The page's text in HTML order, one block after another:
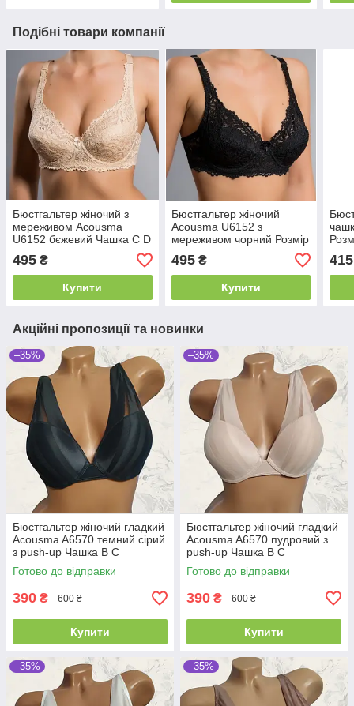
Подібні товари компанії
Бюстгальтер жіночий з
мереживом Acousma
U6152 бєжевий Чашка C D
495 ₴
Купити
Бюстгальтер жіночий
Acousma U6152 з
мереживом чорний Розмір
80C 85C 90C 80D 85D 90D
495₴
Купити
415
Акційні пропозиції та новинки
–35%
Бюстгальтер жіночий гладкий
Acousma A6570 темний сірий
з push-up Чашка B C
Готово до відправки
390 ₴ 600 ₴
Купити
–35%
Бюстгальтер жіночий гладкий
Acousma A6570 пудровий з
push-up Чашка B C
Готово до відправки
390 ₴ 600 ₴
Купити
–35% –35%